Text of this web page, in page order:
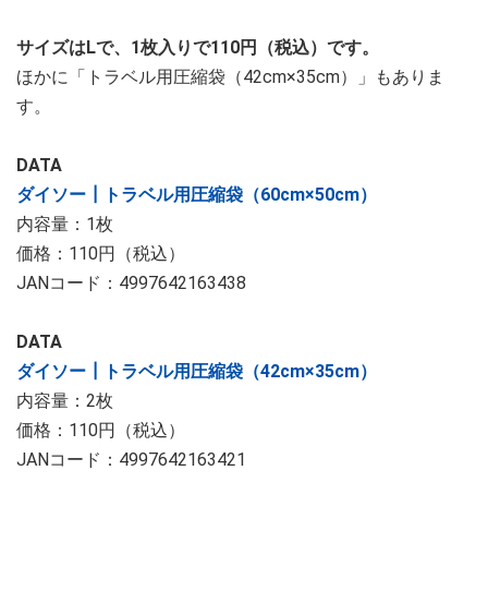
サイズはLで、1枚入りで110円（税込）です。
ほかに「トラベル用圧縮袋（42cm×35cm）」もありま
す。
DATA
ダイソー┃トラベル用圧縮袋（60cm×50cm）
内容量：1枚
価格：110円（税込）
JANコード：4997642163438
DATA
ダイソー┃トラベル用圧縮袋（42cm×35cm）
内容量：2枚
価格：110円（税込）
JANコード：4997642163421